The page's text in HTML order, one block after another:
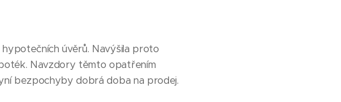
úvěrů. Navýšila proto
Navzdory těmto opatřením
bezpochyby dobrá doba na prodej.